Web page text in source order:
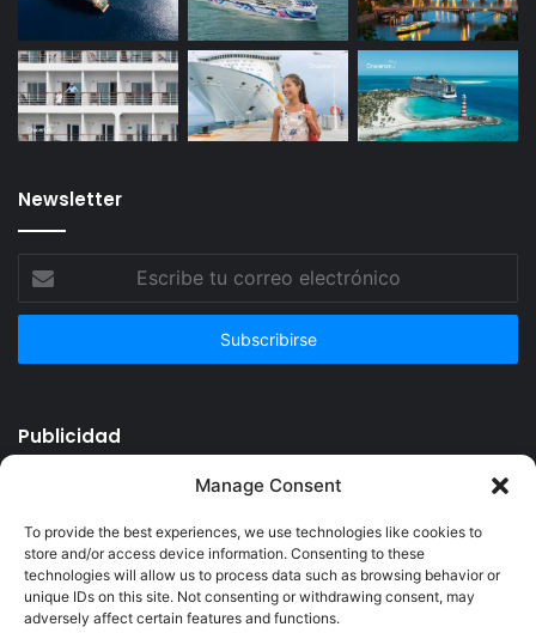
Manage Consent
To provide the best experiences, we use technologies like cookies to
store and/or access device information. Consenting to these
technologies will allow us to process data such as browsing behavior or
unique IDs on this site. Not consenting or withdrawing consent, may
adversely affect certain features and functions.
Newsletter
correo
Publicidad